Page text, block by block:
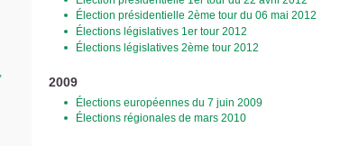
Élection présidentielle 2ème tour du 06 mai 2012
Élections législatives 1er tour 2012
Élections législatives 2ème tour 2012
2009
Élections européennes du 7 juin 2009
Élections régionales de mars 2010